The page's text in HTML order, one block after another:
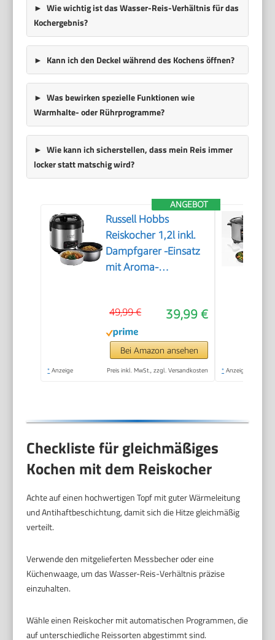
Wie wichtig ist das Wasser-Reis-Verhältnis für das
Kochergebnis?
Kann ich den Deckel während des Kochens öffnen?
Was bewirken spezielle Funktionen wie
Warmhalte- oder Rührprogramme?
Wie kann ich sicherstellen, dass mein Reis immer
locker statt matschig wird?
ANGEBOT
Russell Hobbs
Reiskocher 1,2l inkl.
Dampfgarer -Einsatz
mit Aroma-
antihaftbeschichteter
Gartopf, Reislöffel &
Messbecher,
Edelstahl) 27080-56
39,99 €
49,99 €
Bei Amazon ansehen
* Anzeige Preis inkl. MwSt., zzgl. Versandkosten * Anzeige
Checkliste für gleichmäßiges
Kochen mit dem Reiskocher
Achte auf einen hochwertigen Topf mit guter Wärmeleitung
und Antihaftbeschichtung, damit sich die Hitze gleichmäßig
verteilt.
Verwende den mitgelieferten Messbecher oder eine
Küchenwaage, um das Wasser-Reis-Verhältnis präzise
einzuhalten.
Wähle einen Reiskocher mit automatischen Programmen, die
auf unterschiedliche Reissorten abgestimmt sind.